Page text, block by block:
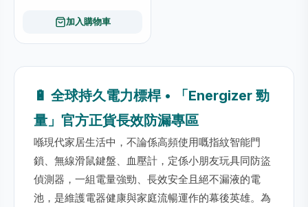
加入購物車
🔋 全球持久電力標桿 • 「Energizer 勁
量」官方正貨長效防漏專區
喺現代家居生活中，不論係高頻使用嘅指紋智能門
鎖、無線滑鼠鍵盤、血壓計，定係小朋友玩具同防盜
偵測器，一組電量強勁、長效安全且絕不漏液的電
池，是維護電器健康與家庭流暢運作的幕後英雄。為